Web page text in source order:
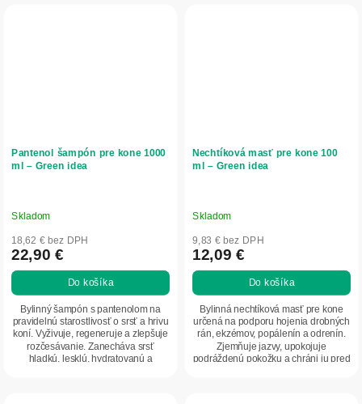
Pantenol šampón pre kone 1000
ml – Green idea
Skladom
18,62 € bez DPH
22,90 €
Do košíka
Bylinný šampón s pantenolom na
pravidelnú starostlivosť o srsť a hrivu
koní. Vyživuje, regeneruje a zlepšuje
rozčesávanie. Zanecháva srsť
hladkú, lesklú, hydratovanú a
Nechtíková masť pre kone 100
ml – Green idea
Skladom
9,83 € bez DPH
12,09 €
Do košíka
Bylinná nechtíková masť pre kone
určená na podporu hojenia drobných
rán, ekzémov, popálenín a odrenín.
Zjemňuje jazvy, upokojuje
podráždenú pokožku a chráni ju pred